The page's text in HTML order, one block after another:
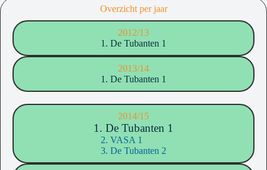
Overzicht per jaar
2012/13
1. De Tubanten 1
2013/14
1. De Tubanten 1
2014/15
1. De Tubanten 1
2. VASA 1
3. De Tubanten 2